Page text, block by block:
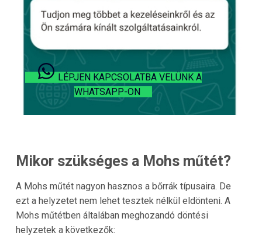
LÉPJEN KAPCSOLATBA VELÜNK A
WHATSAPP-ON
Mikor szükséges a Mohs műtét?
A Mohs műtét nagyon hasznos a bőrrák típusaira. De
ezt a helyzetet nem lehet tesztek nélkül eldönteni. A
Mohs műtétben általában meghozandó döntési
helyzetek a következők: